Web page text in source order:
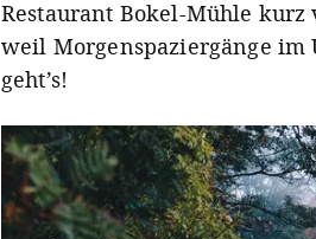
Restaurant Bokel-Mühle
weil Morgenspaziergänge im
geht’s!